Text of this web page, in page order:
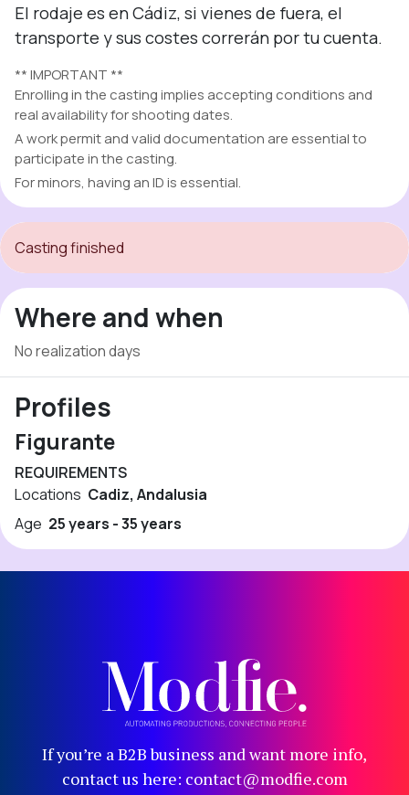
El rodaje es en Cádiz, si vienes de fuera, el
transporte y sus costes correrán por tu cuenta.
** IMPORTANT **
Enrolling in the casting implies accepting conditions and
real availability for shooting dates.
A work permit and valid documentation are essential to
participate in the casting.
For minors, having an ID is essential.
Casting finished
Where and when
No realization days
Profiles
Figurante
REQUIREMENTS
Locations Cadiz, Andalusia
Age 25 years - 35 years
If you’re a B2B business and want more info,
contact us here: contact@modfie.com